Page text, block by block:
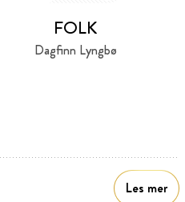
FOLK
Dagfinn Lyngbø
Les mer